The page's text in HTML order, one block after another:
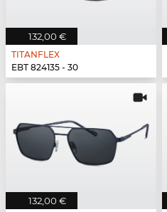
132,00 €
TITANFLEX
EBT 824135 - 30
132,00 €